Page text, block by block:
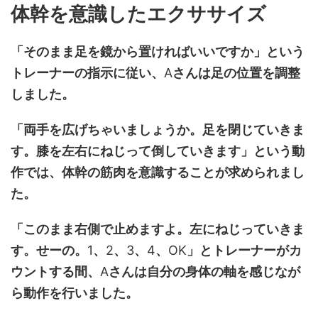
体幹を意識したエクササイズ
「そのまま足を鏡から置ければいいですか」という
トレーナーの指示に従い、 Aさんは足の位置を調整
しました。
「両手を広げちゃいましょうか。足を閉じていきま
す。膝を左右にねじって倒していきます」という動
作では、体幹の筋肉を意識することが求められまし
た。
「このまま右側で止めますよ。左にねじっていきま
す。せーの。 1、 2、 3、 4、 OK 」とトレーナーがカ
ウントする間、 Aさんは自分の身体の軸を感じなが
ら動作を行いました。